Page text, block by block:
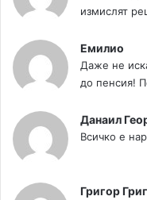
измислят
Емилио
Даже не
до пенсия!
Данаил
Всичко е
Григор